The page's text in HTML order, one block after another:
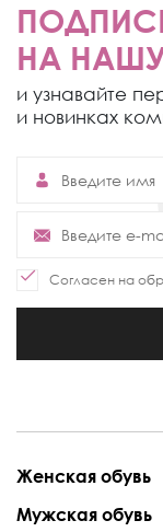
НА
и узнавайте
и новинках
Согласен на
Женская обувь
Мужская обувь